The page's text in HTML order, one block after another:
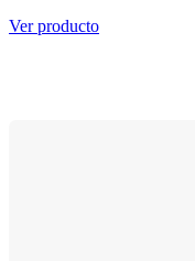
Ver producto